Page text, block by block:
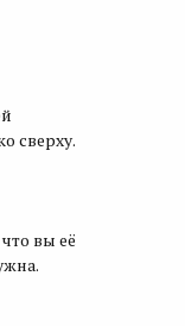
сверху.
вы её